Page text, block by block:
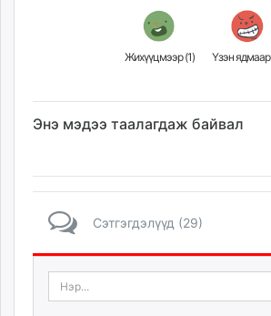
Жихүүцмээр (1)
Энэ мэдээ таалагдаж байвал
Сэтгэгдэлүүд (29)